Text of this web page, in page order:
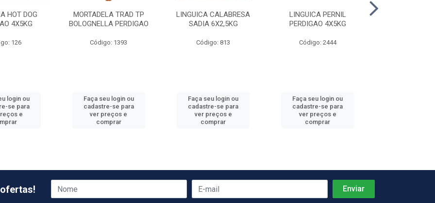
HOT DOG
4X5KG
126
login ou
se para
e
MORTADELA TRAD TP
BOLOGNELLA PERDIGAO
Código: 1393
Faça seu login ou
cadastre-se para
ver preços e
comprar
LINGUICA CALABRESA
SADIA 6X2,5KG
Código: 813
Faça seu login ou
cadastre-se para
ver preços e
comprar
LINGUICA PERNIL
PERDIGAO 4X5KG
Código: 2444
Faça seu login ou
cadastre-se para
ver preços e
comprar